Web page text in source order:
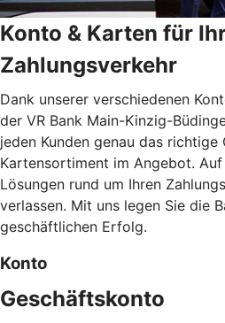
Konto & Karten für
Zahlungsverkehr
Dank unserer verschiedenen
der VR Bank Main-Kinzig-
jeden Kunden genau das
Kartensortiment im Angebot.
Lösungen rund um Ihren
verlassen. Mit uns legen Sie die
geschäftlichen Erfolg.
Konto
Geschäftskonto